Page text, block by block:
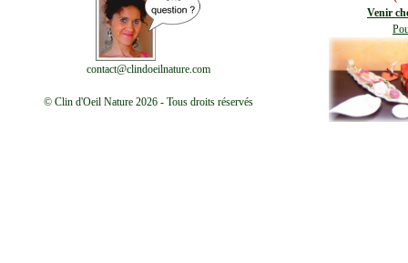
contact@clindoeilnature.com
© Clin d'Oeil Nature 2026 - Tous droits réservés
Venir